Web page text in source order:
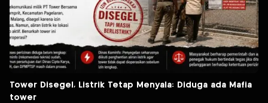
Tower Disegel, Listrik Tetap Menyala: Diduga ada Mafia
tower